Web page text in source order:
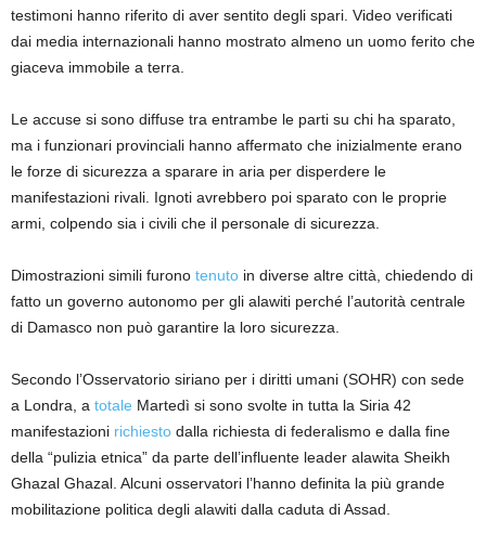
testimoni hanno riferito di aver sentito degli spari. Video verificati
dai media internazionali hanno mostrato almeno un uomo ferito che
giaceva immobile a terra.
Le accuse si sono diffuse tra entrambe le parti su chi ha sparato,
ma i funzionari provinciali hanno affermato che inizialmente erano
le forze di sicurezza a sparare in aria per disperdere le
manifestazioni rivali. Ignoti avrebbero poi sparato con le proprie
armi, colpendo sia i civili che il personale di sicurezza.
Dimostrazioni simili furono tenuto in diverse altre città, chiedendo di
fatto un governo autonomo per gli alawiti perché l’autorità centrale
di Damasco non può garantire la loro sicurezza.
Secondo l’Osservatorio siriano per i diritti umani (SOHR) con sede
a Londra, a totale Martedì si sono svolte in tutta la Siria 42
manifestazioni richiesto dalla richiesta di federalismo e dalla fine
della “pulizia etnica” da parte dell’influente leader alawita Sheikh
Ghazal Ghazal. Alcuni osservatori l’hanno definita la più grande
mobilitazione politica degli alawiti dalla caduta di Assad.